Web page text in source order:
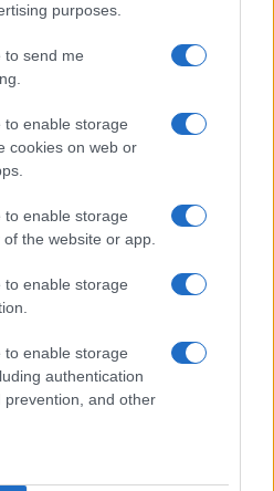
purposes.
to send me
to enable storage
cookies on web or
to enable storage
the website or app.
to enable storage
to enable storage
authentication
and other
dei Trabocchi conquista
tra vicoli, panorami e spiagge
Moda
Samira Lui sfoggia il beach
look perfetto per l’estate:
scoprilo qui!